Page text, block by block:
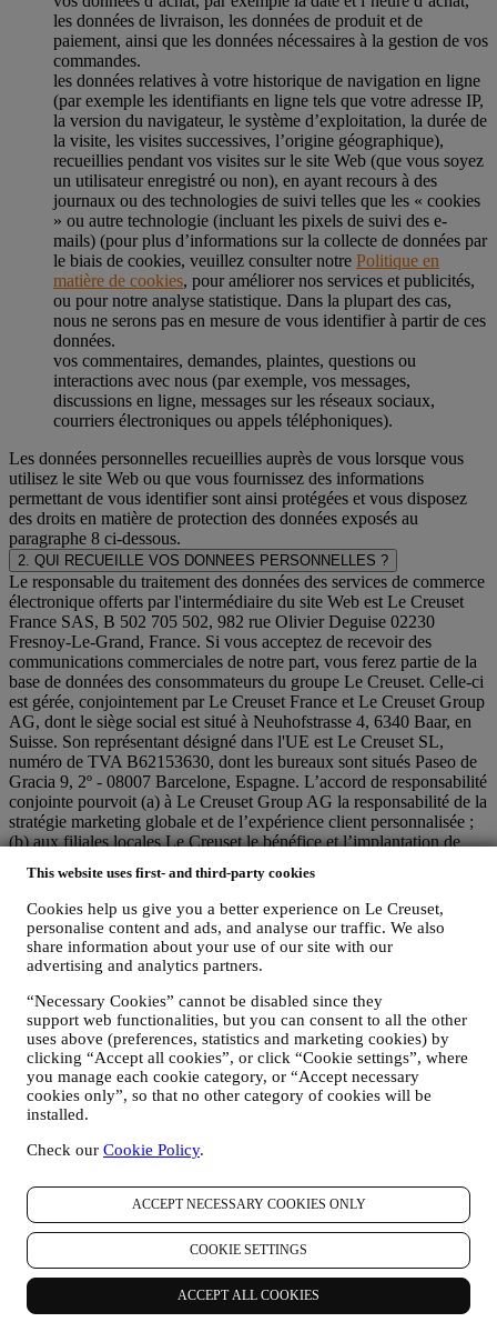
This website uses first- and third-party cookies
Cookies help us give you a better experience on Le Creuset,
personalise content and ads, and analyse our traffic. We also
share information about your use of our site with our
advertising and analytics partners.
“Necessary Cookies” cannot be disabled since they
support web functionalities, but you can consent to all the other
uses above (preferences, statistics and marketing cookies) by
clicking “Accept all cookies”, or click “Cookie settings”, where
you manage each cookie category, or “Accept necessary
cookies only”, so that no other category of cookies will be
installed.
Check our Cookie Policy.
ACCEPT NECESSARY COOKIES ONLY
COOKIE SETTINGS
ACCEPT ALL COOKIES
les données de livraison, les données de produit et de
paiement, ainsi que les données nécessaires à la gestion de vos
commandes.
les données relatives à votre historique de navigation en ligne
(par exemple les identifiants en ligne tels que votre adresse IP,
la version du navigateur, le système d’exploitation, la durée de
la visite, les visites successives, l’origine géographique),
recueillies pendant vos visites sur le site Web (que vous soyez
un utilisateur enregistré ou non), en ayant recours à des
journaux ou des technologies de suivi telles que les « cookies
» ou autre technologie (incluant les pixels de suivi des e-
mails) (pour plus d’informations sur la collecte de données par
le biais de cookies, veuillez consulter notre Politique en
matière de cookies, pour améliorer nos services et publicités,
ou pour notre analyse statistique. Dans la plupart des cas,
nous ne serons pas en mesure de vous identifier à partir de ces
données.
vos commentaires, demandes, plaintes, questions ou
interactions avec nous (par exemple, vos messages,
discussions en ligne, messages sur les réseaux sociaux,
courriers électroniques ou appels téléphoniques).
Les données personnelles recueillies auprès de vous lorsque vous
utilisez le site Web ou que vous fournissez des informations
permettant de vous identifier sont ainsi protégées et vous disposez
des droits en matière de protection des données exposés au
paragraphe 8 ci-dessous.
2. QUI RECUEILLE VOS DONNEES PERSONNELLES ?
Le responsable du traitement des données des services de commerce
électronique offerts par l'intermédiaire du site Web est Le Creuset
France SAS, B 502 705 502, 982 rue Olivier Deguise 02230
Fresnoy-Le-Grand, France. Si vous acceptez de recevoir des
communications commerciales de notre part, vous ferez partie de la
base de données des consommateurs du groupe Le Creuset. Celle-ci
est gérée, conjointement par Le Creuset France et Le Creuset Group
AG, dont le siège social est situé à Neuhofstrasse 4, 6340 Baar, en
Suisse. Son représentant désigné dans l'UE est Le Creuset SL,
numéro de TVA B62153630, dont les bureaux sont situés Paseo de
Gracia 9, 2º - 08007 Barcelone, Espagne. L’accord de responsabilité
conjointe pourvoit (a) à Le Creuset Group AG la responsabilité de la
stratégie marketing globale et de l’expérience client personnalisée ;
(b) aux filiales locales Le Creuset le bénéfice et l’implantation de
marketing et communication de manière indépendante ; (c) à toutes
les parties le devoir de traiter de vos demandes concernant vos droits
sur vos données.
3. POURQUOI RECUEILLONS-NOUS CES DONNEES ?
Nous pouvons traiter vos données aux fins suivantes :
POUR NOUS ACQUITTER DE NOS OBLIGATIONS
LEGALES : Nous pouvons être amenés à traiter certaines
données vous concernant afin de nous acquitter de nos
obligations légales et autres obligations découlant
d’instructions qui émanent des autorités publiques.
POUR CREER UN COMPTE LE CREUSET : Nous
utiliserons vos données pour créer un compte Le Creuset qui
vous donnera accès à un ensemble d’avantages réservés aux
utilisateurs enregistrés, afin de vous permettre de mieux
profiter de nos services, tels que le paiement accéléré,
l’enregistrement de plusieurs adresses d’expédition et la
consultation et le suivi des commandes. Cette activité de
traitement se fonde sur l’exécution contractuelle de ce service.
FOURNIR NOS PRODUITS, SERVICES ET
ASSISTANCE : Nous utiliserons vos données pour gérer la